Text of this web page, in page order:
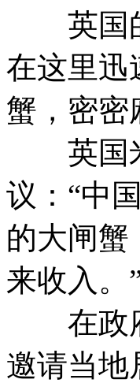
英国的
在这里迅
蟹，密密
英国米
议：“中
的大闸蟹
来收入。
在政府
邀请当地